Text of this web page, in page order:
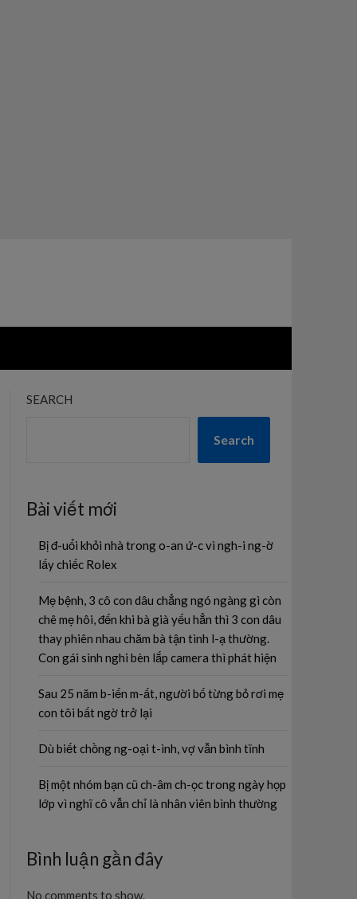
SEARCH
Search
Bài viết mới
Bị đ-uổi khỏi nhà trong o-an ứ-c vì ngh-i ng-ờ
lấy chiếc Rolex
Mẹ bệnh, 3 cô con dâu chẳng ngó ngàng gì còn
chê mẹ hôi, đến khi bà già yếu hẳn thì 3 con dâu
thay phiên nhau chăm bà tận tình l-ạ thường.
Con gái sinh nghi bèn lắp camera thì phát hiện
Sau 25 năm b-iến m-ất, người bố từng bỏ rơi mẹ
con tôi bất ngờ trở lại
Dù biết chồng ng-oại t-ình, vợ vẫn bình tĩnh
Bị một nhóm bạn cũ ch-âm ch-ọc trong ngày họp
lớp vì nghĩ cô vẫn chỉ là nhân viên bình thường
Bình luận gần đây
No comments to show.